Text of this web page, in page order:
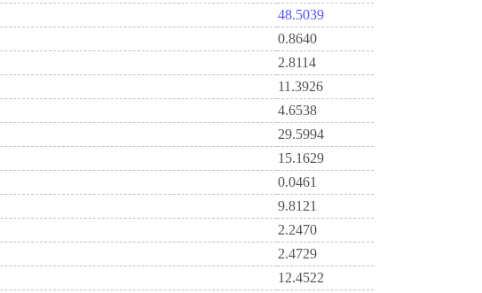
48.5039
0.8640
2.8114
11.3926
4.6538
29.5994
15.1629
0.0461
9.8121
2.2470
2.4729
12.4522